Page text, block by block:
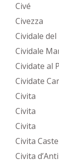
Civé
Civezza
Cividale del
Cividale
Cividate al
Cividate
Civita
Civita
Civita
Civita
Civita